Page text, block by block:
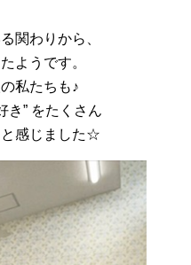
関わりから、
ようです。
私たちも♪
き” をたくさん
と感じました☆